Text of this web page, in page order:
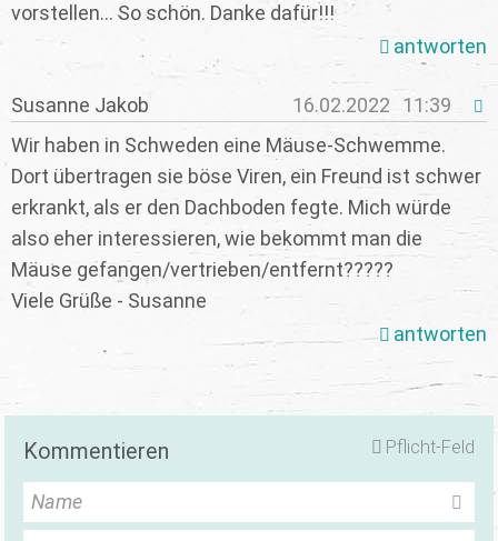
vorstellen... So schön. Danke dafür!!!
antworten
Susanne Jakob 16.02.2022
11:39
Wir haben in Schweden eine Mäuse-Schwemme.
Dort übertragen sie böse Viren, ein Freund ist schwer
erkrankt, als er den Dachboden fegte. Mich würde
also eher interessieren, wie bekommt man die
Mäuse gefangen/vertrieben/entfernt?????
Viele Grüße - Susanne
antworten
Pflicht-Feld
Kommentieren
Name